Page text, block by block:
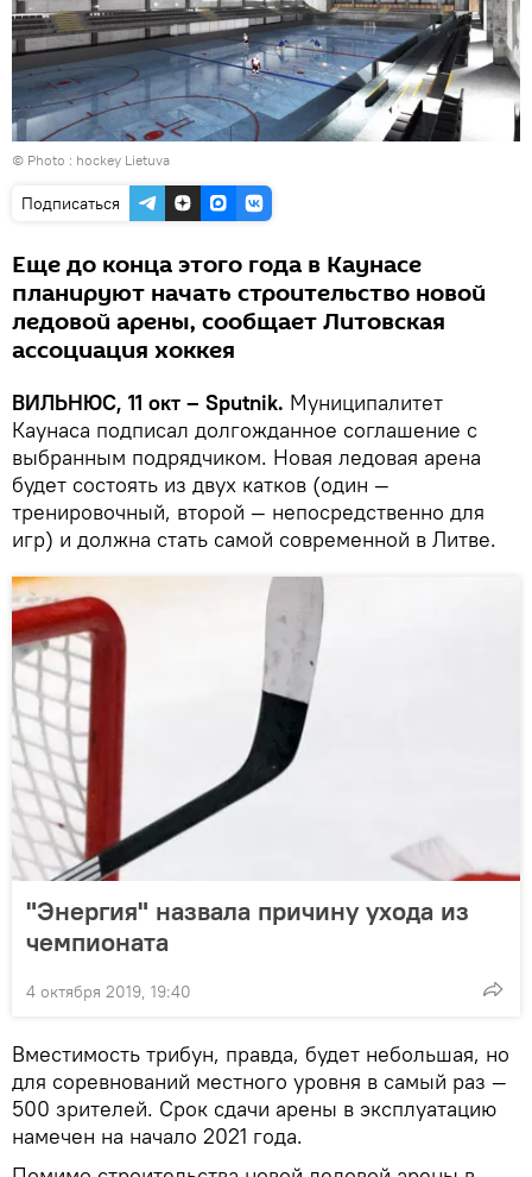
© Photo : hockey Lietuva
Подписаться
Еще до конца этого года в Каунасе
планируют начать строительство новой
ледовой арены, сообщает Литовская
ассоциация хоккея
ВИЛЬНЮС, 11 окт – Sputnik. Муниципалитет
Каунаса подписал долгожданное соглашение с
выбранным подрядчиком. Новая ледовая арена
будет состоять из двух катков (один —
тренировочный, второй — непосредственно для
игр) и должна стать самой современной в Литве.
"Энергия" назвала причину ухода из
чемпионата
4 октября 2019, 19:40
Вместимость трибун, правда, будет небольшая, но
для соревнований местного уровня в самый раз —
500 зрителей. Срок сдачи арены в эксплуатацию
намечен на начало 2021 года.